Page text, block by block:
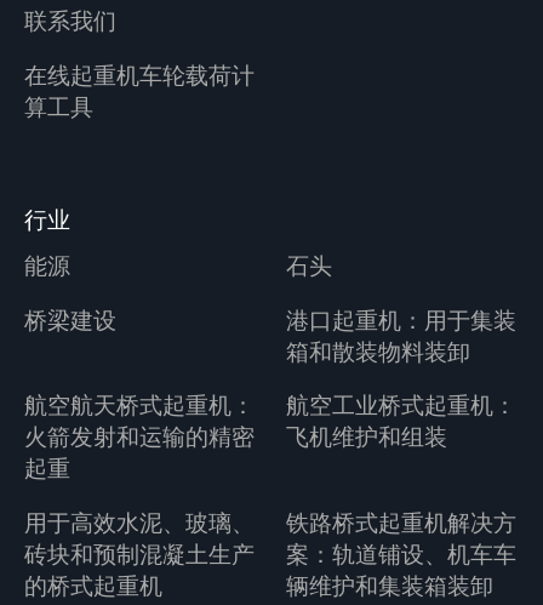
联系我们
在线起重机车轮载荷计
算工具
行业
能源
石头
桥梁建设
港口起重机：用于集装
箱和散装物料装卸
航空航天桥式起重机：
火箭发射和运输的精密
起重
航空工业桥式起重机：
飞机维护和组装
用于高效水泥、玻璃、
砖块和预制混凝土生产
的桥式起重机
铁路桥式起重机解决方
案：轨道铺设、机车车
辆维护和集装箱装卸